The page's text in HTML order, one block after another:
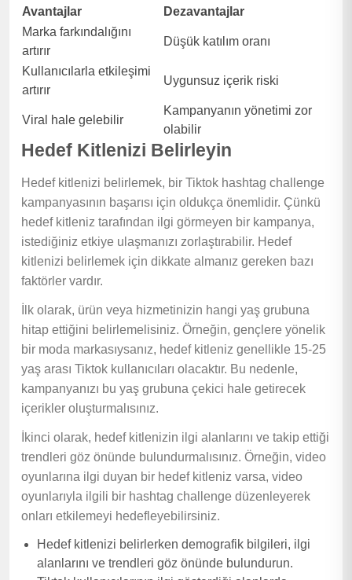
Avantajlar
Dezavantajlar
Marka farkındalığını
artırır
Düşük katılım oranı
Kullanıcılarla etkileşimi
artırır
Uygunsuz içerik riski
Viral hale gelebilir
Kampanyanın yönetimi zor
olabilir
Hedef Kitlenizi Belirleyin
Hedef kitlenizi belirlemek, bir Tiktok hashtag challenge
kampanyasının başarısı için oldukça önemlidir. Çünkü
hedef kitleniz tarafından ilgi görmeyen bir kampanya,
istediğiniz etkiye ulaşmanızı zorlaştırabilir. Hedef
kitlenizi belirlemek için dikkate almanız gereken bazı
faktörler vardır.
İlk olarak, ürün veya hizmetinizin hangi yaş grubuna
hitap ettiğini belirlemelisiniz. Örneğin, gençlere yönelik
bir moda markasıysanız, hedef kitleniz genellikle 15-25
yaş arası Tiktok kullanıcıları olacaktır. Bu nedenle,
kampanyanızı bu yaş grubuna çekici hale getirecek
içerikler oluşturmalısınız.
İkinci olarak, hedef kitlenizin ilgi alanlarını ve takip ettiği
trendleri göz önünde bulundurmalısınız. Örneğin, video
oyunlarına ilgi duyan bir hedef kitleniz varsa, video
oyunlarıyla ilgili bir hashtag challenge düzenleyerek
onları etkilemeyi hedefleyebilirsiniz.
Hedef kitlenizi belirlerken demografik bilgileri, ilgi
alanlarını ve trendleri göz önünde bulundurun.